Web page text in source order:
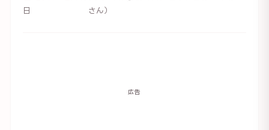
日
さん）
広告